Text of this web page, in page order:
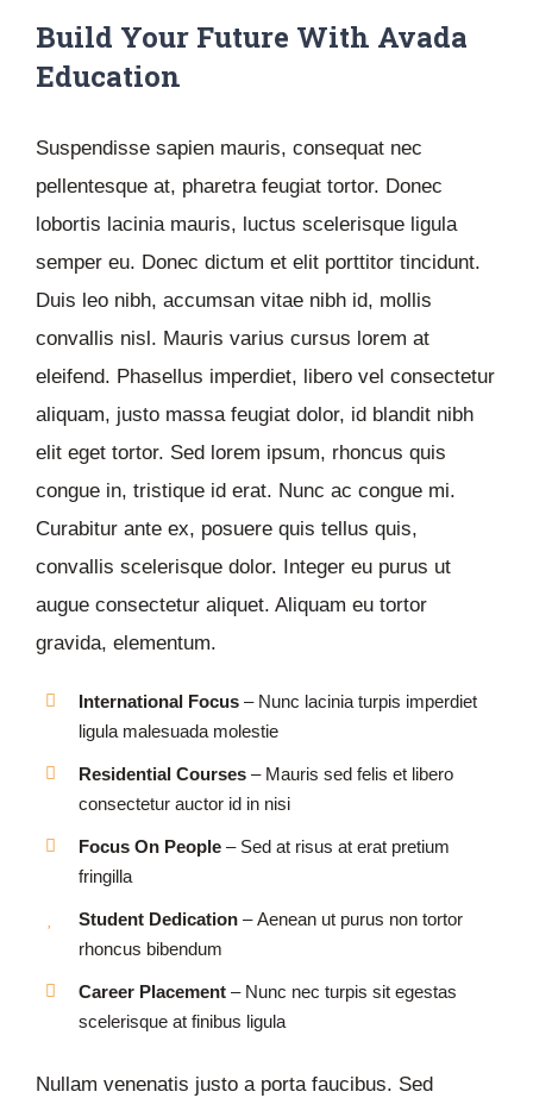
Build Your Future With Avada
Education
Suspendisse sapien mauris, consequat nec
pellentesque at, pharetra feugiat tortor. Donec
lobortis lacinia mauris, luctus scelerisque ligula
semper eu. Donec dictum et elit porttitor tincidunt.
Duis leo nibh, accumsan vitae nibh id, mollis
convallis nisl. Mauris varius cursus lorem at
eleifend. Phasellus imperdiet, libero vel consectetur
aliquam, justo massa feugiat dolor, id blandit nibh
elit eget tortor. Sed lorem ipsum, rhoncus quis
congue in, tristique id erat. Nunc ac congue mi.
Curabitur ante ex, posuere quis tellus quis,
convallis scelerisque dolor. Integer eu purus ut
augue consectetur aliquet. Aliquam eu tortor
gravida, elementum.
International Focus – Nunc lacinia turpis imperdiet
ligula malesuada molestie
Residential Courses – Mauris sed felis et libero
consectetur auctor id in nisi
Focus On People – Sed at risus at erat pretium
fringilla
Student Dedication – Aenean ut purus non tortor
rhoncus bibendum
Career Placement – Nunc nec turpis sit egestas
scelerisque at finibus ligula
Nullam venenatis justo a porta faucibus. Sed